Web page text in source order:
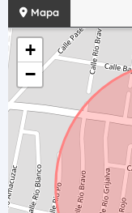
Mapa
+
−